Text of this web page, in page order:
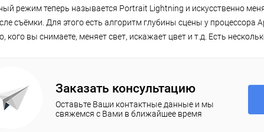
режим теперь называется Portrait Lightning и искусственно
съёмки. Для этого есть алгоритм глубины сцены у процессора
кого вы снимаете, меняет свет, искажает цвет и т.д. Есть
Заказать консультацию
Оставьте Ваши контактные данные и мы
свяжемся с Вами в ближайшее время